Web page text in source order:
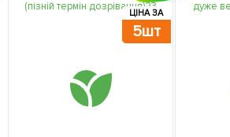
ЦІНА ЗА
5шт